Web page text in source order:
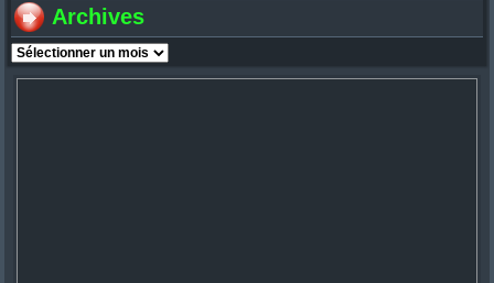
Archives
Archives